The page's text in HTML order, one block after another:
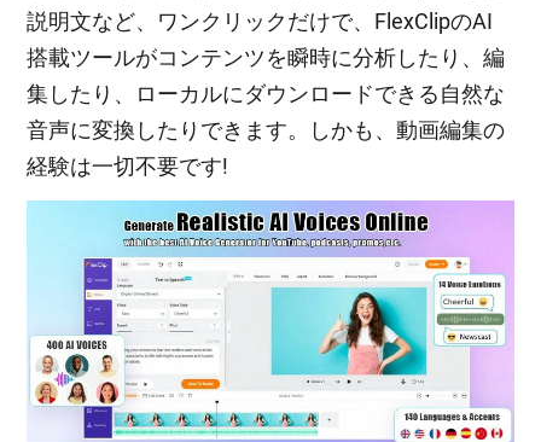
説明文など、ワンクリックだけで、FlexClipのAI
搭載ツールがコンテンツを瞬時に分析したり、編
集したり、ローカルにダウンロードできる自然な
音声に変換したりできます。しかも、動画編集の
経験は一切不要です!